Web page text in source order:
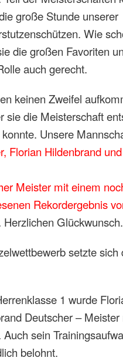
große Stunde unserer
Wie
die großen Favoriten
auch gerecht.
keinen Zweifel
sie die Meisterschaft
Unsere
Florian Hildenbrand
Meister mit einem
Rekordergebnis
Herzlichen Glückwunsch.
setzte sich
1 wurde
Deutscher – Meister
Auch sein
belohnt.